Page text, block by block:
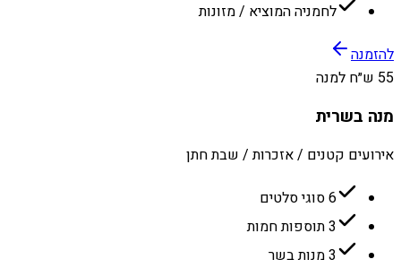
לחמניה המוציא / מזונות
להזמנה
55 ש״ח למנה
מנה בשרית
אירועים קטנים / אזכרות / שבת חתן
6 סוגי סלטים
3 תוספות חמות
3 מנות בשר